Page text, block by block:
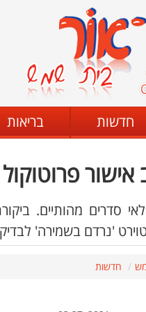
חדשות בריאות
סדרים מהותיים.
'נרדם בשמירה'
חדשות